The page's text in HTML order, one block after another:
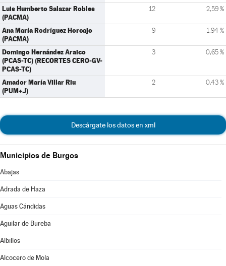
Luis Humberto Salazar Robles
(PACMA)
12 2,59 %
Ana María Rodríguez Horcajo
(PACMA)
9 1,94 %
Domingo Hernández Araico
(PCAS-TC) (RECORTES CERO-GV-
PCAS-TC)
3 0,65 %
Amador María Villar Riu
(PUM+J)
2 0,43 %
Descárgate los datos en xml
Municipios de Burgos
Abajas
Adrada de Haza
Aguas Cándidas
Aguilar de Bureba
Albillos
Alcocero de Mola